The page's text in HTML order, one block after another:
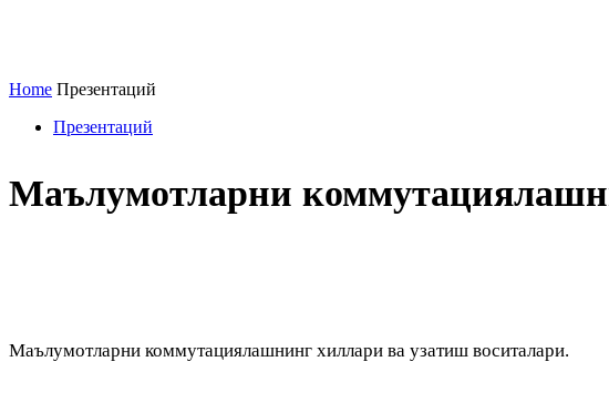
Home Презентаций
Презентаций
Маълумотларни
Маълумотларни коммутациялашнинг хиллари ва узатиш воситалари.